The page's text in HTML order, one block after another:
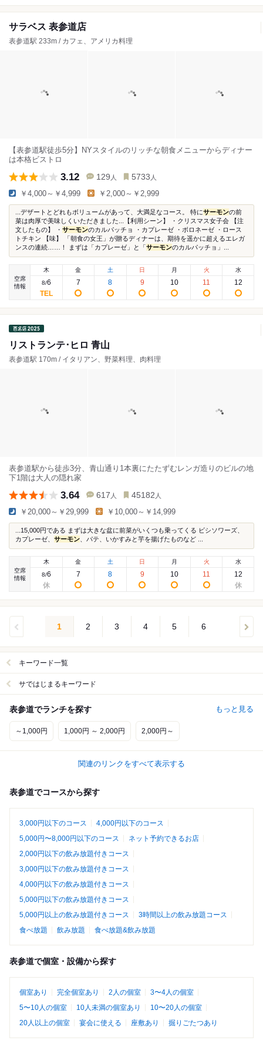
サラベス 表参道店
表参道駅 233m / カフェ、アメリカ料理
【表参道駅徒歩5分】NYスタイルのリッチな朝食メニューからディナー
は本格ビストロ
3.12 129 人 5733 人
￥4,000～￥4,999 ￥2,000～￥2,999
...デザートとどれもボリュームがあって、大満足なコース。 特にサーモンの前
菜は肉厚で美味しくいただきました...【利用シーン】 ・クリスマス女子会 【注
文したもの】 ・ サーモンのカルパッチョ ・カプレーゼ ・ボロネーゼ ・ロース
トチキン 【味】 「朝食の女王」が贈るディナーは、期待を遥かに超えるエレガ
ンスの連続……！ まずは「カプレーゼ」と「 サーモンのカルパッチョ」...
空席
情報
木
8/6
金
7
土
8
日
9
月
10
火
11
水
12
リストランテ･ヒロ 青山
表参道駅 170m / イタリアン、野菜料理、肉料理
表参道駅から徒歩3分、青山通り1本裏にたたずむレンガ造りのビルの地
下1階は大人の隠れ家
3.64 617 人 45182 人
￥20,000～￥29,999 ￥10,000～￥14,999
...15,000円である まずは大きな盆に前菜がいくつも乗ってくる ビシソワーズ、
カプレーゼ、 サーモン 、パテ、いかすみと芋を揚げたものなど ...
空席
情報
木
8/6
金
7
土
8
日
9
月
10
火
11
水
12
1 2 3 4 5 6
キーワード一覧
サではじまるキーワード
表参道でランチを探す もっと見る
～1,000円 1,000円 ～ 2,000円 2,000円～
関連のリンクをすべて表示する
表参道でコースから探す
3,000円以下のコース
4,000円以下のコース
5,000円〜8,000円以下のコース
ネット予約できるお店
2,000円以下の飲み放題付きコース
3,000円以下の飲み放題付きコース
4,000円以下の飲み放題付きコース
5,000円以下の飲み放題付きコース
5,000円以上の飲み放題付きコース
3時間以上の飲み放題コース
食べ放題
飲み放題 食べ放題&飲み放題
表参道で個室・設備から探す
個室あり 完全個室あり 2人の個室
3〜4人の個室
5〜10人の個室
10人未満の個室あり
10〜20人の個室
20人以上の個室
宴会に使える 座敷あり 掘りごたつあり